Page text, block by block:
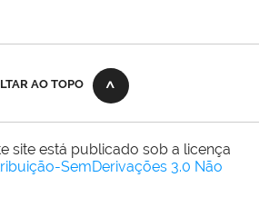
AO TOPO
site está publicado sob a licença
SemDerivações 3.0 Não